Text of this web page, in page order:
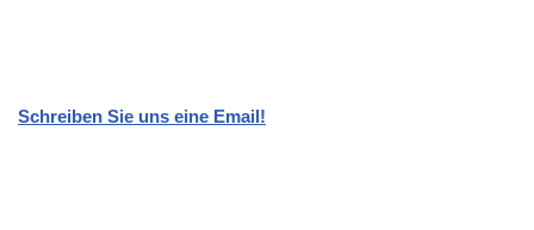
Schreiben Sie uns eine Email!